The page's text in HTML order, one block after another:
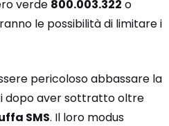
verde 800.003.322 o
le possibilità di limitare i
pericoloso abbassare la
dopo aver sottratto oltre
SMS. Il loro modus